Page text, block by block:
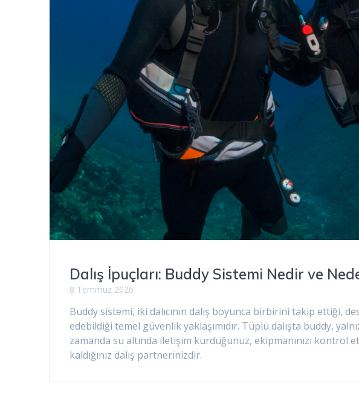
Dalış İpuçları: Buddy Sistemi Nedir ve
8 Temmuz 2026
Buddy sistemi, iki dalıcının dalış boyunca birbirini takip ettiği,
edebildiği temel güvenlik yaklaşımıdır. Tüplü dalışta buddy,
zamanda su altında iletişim kurduğunuz, ekipmanınızı kontrol
kaldığınız dalış partnerinizdir.